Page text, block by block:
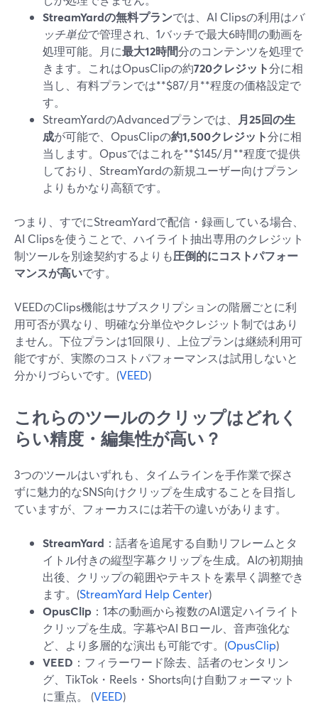
StreamYardの無料プランでは、AI Clipsの利用はバ
ッチ単位で管理され、1バッチで最大6時間の動画を
処理可能。月に最大12時間分のコンテンツを処理で
きます。これはOpusClipの約720クレジット分に相
当し、有料プランでは**$87/月**程度の価格設定で
す。
StreamYardのAdvancedプランでは、
月25回の生
成が可能で、OpusClipの約1,500クレジット分に相
当します。Opusではこれを**$145/月**程度で提供
しており、StreamYardの新規ユーザー向けプラン
よりもかなり高額です。
つまり、すでにStreamYardで配信・録画している場合、
AI Clipsを使うことで、ハイライト抽出専用のクレジット
制ツールを別途契約するよりも圧倒的にコストパフォー
マンスが高いです。
VEEDのClips機能はサブスクリプションの階層ごとに利
用可否が異なり、明確な分単位やクレジット制ではあり
ません。下位プランは1回限り、上位プランは継続利用可
能ですが、実際のコストパフォーマンスは試用しないと
分かりづらいです。(VEED)
これらのツールのクリップはどれく
らい精度・編集性が高い？
3つのツールはいずれも、タイムラインを手作業で探さ
ずに魅力的なSNS向けクリップを生成することを目指し
ていますが、フォーカスには若干の違いがあります。
StreamYard ：話者を追尾する自動リフレームとタ
イトル付きの縦型字幕クリップを生成。AIの初期抽
出後、クリップの範囲やテキストを素早く調整でき
ます。(StreamYard Help Center)
OpusClip ：1本の動画から複数のAI選定ハイライト
クリップを生成。字幕やAI Bロール、音声強化な
ど、より多層的な演出も可能です。(OpusClip)
VEED ：フィラーワード除去、話者のセンタリン
グ、TikTok・Reels・Shorts向け自動フォーマット
に重点。 (VEED)